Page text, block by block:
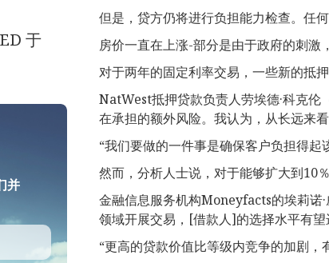
于
并
但是，贷方仍将进行负担能力检查。任
房价一直在上涨-部分是由于政府的刺激
对于两年的固定利率交易，一些新的抵
NatWest抵押贷款负责人劳埃德·科克
在承担的额外风险。我认为，从长远来
“我们要做的一件事是确保客户负担得
然而，分析人士说，对于能够扩大到10
金融信息服务机构Moneyfacts的埃莉诺
领域开展交易，[借款人]的选择水平有望
“更高的贷款价值比等级内竞争的加剧